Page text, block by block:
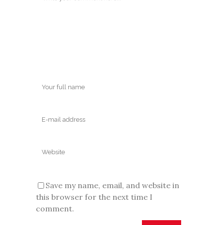
Save my name, email, and website in
this browser for the next time I
comment.